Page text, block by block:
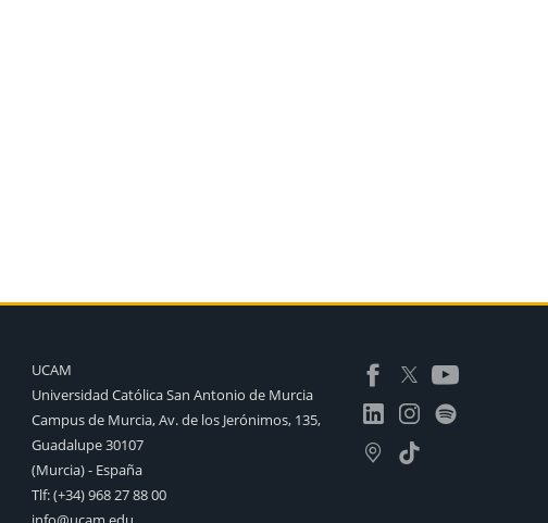
UCAM
Universidad Católica San Antonio de Murcia
Campus de Murcia, Av. de los Jerónimos, 135,
Guadalupe 30107
(Murcia) - España
Tlf:(+34) 968 27 88 00